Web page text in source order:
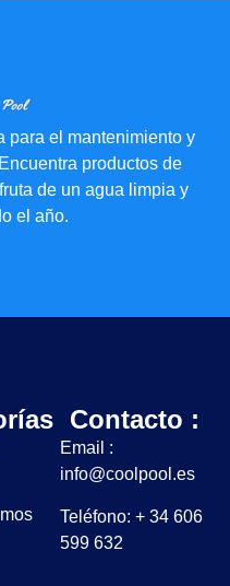
para el mantenimiento y
productos de
de un agua limpia y
el año.
Contacto :
Email :
info@coolpool.es
Teléfono: + 34 606
599 632